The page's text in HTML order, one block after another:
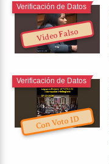
Video Falso
Verificación de Datos
Con Voto ID
Verificación de Datos